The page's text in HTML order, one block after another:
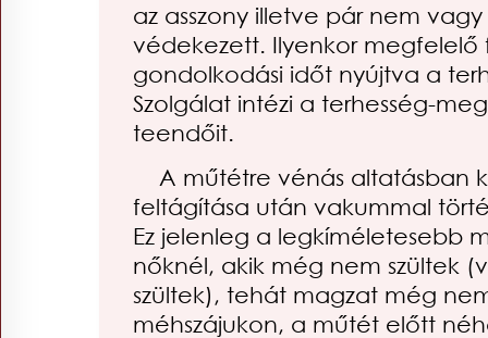
az asszony illetve pár nem
védekezett. Ilyenkor megfelelő
gondolkodási időt nyújtva a
Szolgálat intézi a terhesség-
teendőit.
A műtétre vénás altatásban
feltágítása után vakummal
Ez jelenleg a legkíméletesebb
nőknél, akik még nem szültek
szültek), tehát magzat még
méhszájukon, a műtét előtt